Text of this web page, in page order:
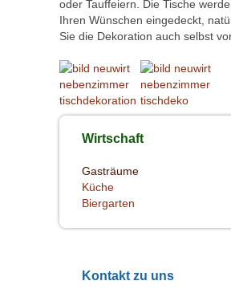
oder Tauffeiern. Die Tische
Ihren Wünschen eingedeckt,
Sie die Dekoration auch selbst
Wirtschaft
Gasträume
Küche
Biergarten
Kontakt zu uns